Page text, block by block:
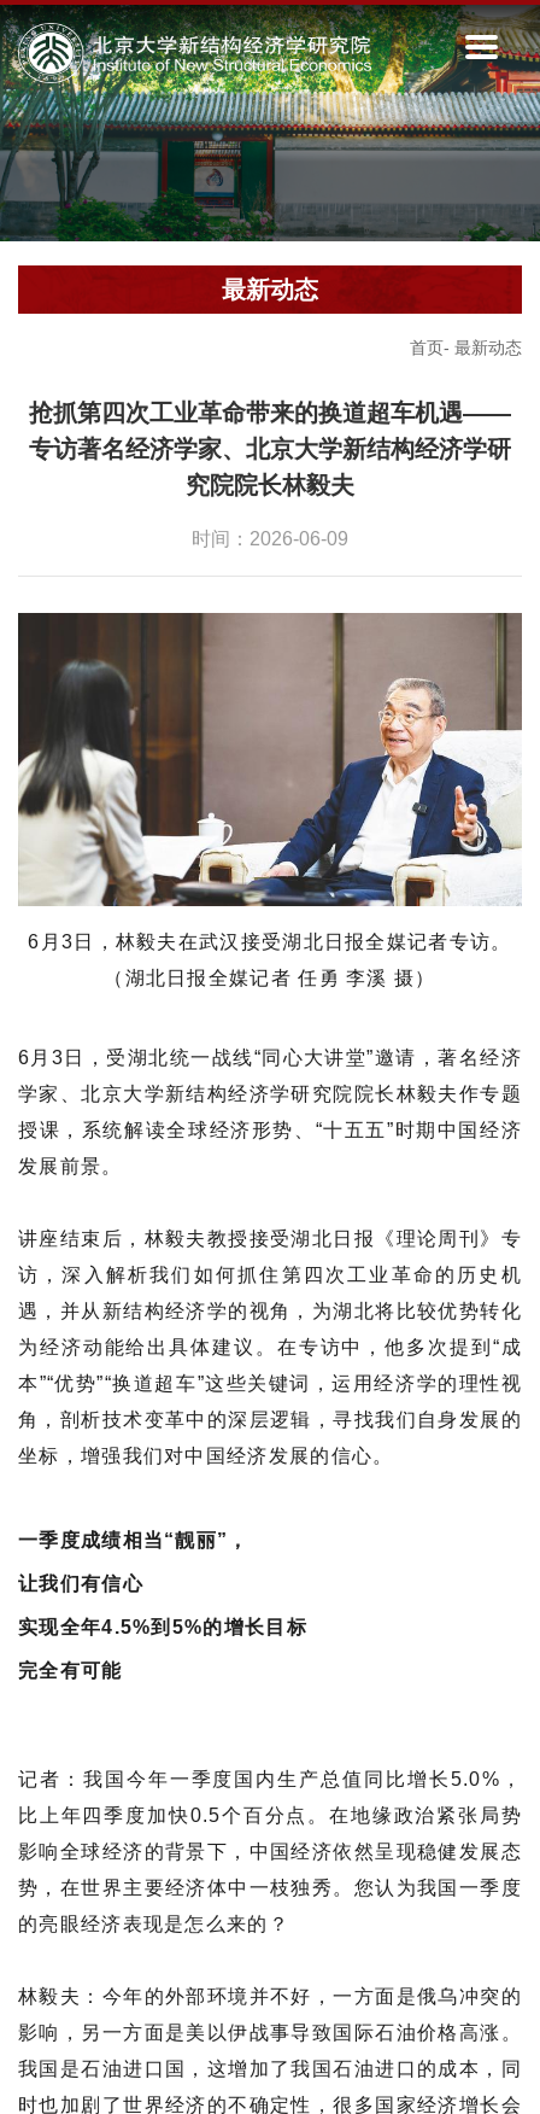
首页- 最新动态
最新动态
抢抓第四次工业革命带来的换道超车机遇——
专访著名经济学家、北京大学新结构经济学研
究院院长林毅夫
时间：2026-06-09
6月3日，林毅夫在武汉接受湖北日报全媒记者专访。
（湖北日报全媒记者 任勇 李溪 摄）
6月3日，受湖北统一战线“同心大讲堂”邀请，著名经济
学家、北京大学新结构经济学研究院院长林毅夫作专题
授课，系统解读全球经济形势、“十五五”时期中国经济
发展前景。
讲座结束后，林毅夫教授接受湖北日报《理论周刊》专
访，深入解析我们如何抓住第四次工业革命的历史机
遇，并从新结构经济学的视角，为湖北将比较优势转化
为经济动能给出具体建议。在专访中，他多次提到“成
本”“优势”“换道超车”这些关键词，运用经济学的理性视
角，剖析技术变革中的深层逻辑，寻找我们自身发展的
坐标，增强我们对中国经济发展的信心。
一季度成绩相当“靓丽”，
让我们有信心
实现全年4.5%到5%的增长目标
完全有可能
记者：我国今年一季度国内生产总值同比增长5.0%，
比上年四季度加快0.5个百分点。在地缘政治紧张局势
影响全球经济的背景下，中国经济依然呈现稳健发展态
势，在世界主要经济体中一枝独秀。您认为我国一季度
的亮眼经济表现是怎么来的？
林毅夫：今年的外部环境并不好，一方面是俄乌冲突的
影响，另一方面是美以伊战事导致国际石油价格高涨。
我国是石油进口国，这增加了我国石油进口的成本，同
时也加剧了世界经济的不确定性，很多国家经济增长会